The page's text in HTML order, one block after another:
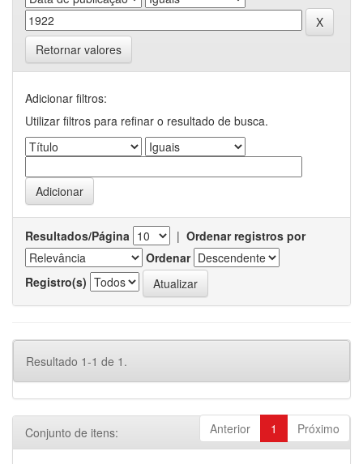
Retornar valores
Adicionar filtros:
Utilizar filtros para refinar o resultado de busca.
Resultados/Página | Ordenar registros por
Ordenar
Registro(s)
Resultado 1-1 de 1.
Anterior 1 Próximo
Conjunto de itens: